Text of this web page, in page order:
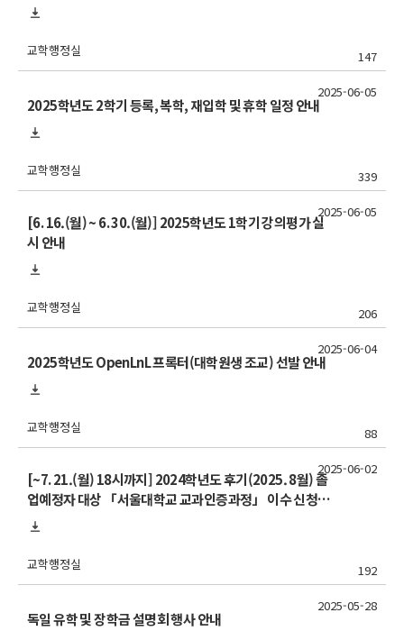
교학행정실 147
2025학년도 2학기 등록, 복학, 재입학 및 휴학 일정 안내
교학행정실 339
2025-06-05
[6. 16.(월) ~ 6. 30.(월)] 2025학년도 1학기 강의평가 실
시 안내
교학행정실 206
2025-06-05
2025학년도 OpenLnL 프록터(대학원생 조교) 선발 안내
교학행정실 88
2025-06-04
[~7. 21.(월) 18시까지] 2024학년도 후기(2025. 8월) 졸
업예정자 대상 「서울대학교 교과인증과정」 이수 신청
안내
교학행정실 192
2025-06-02
독일 유학 및 장학금 설명회 행사 안내
2025-05-28